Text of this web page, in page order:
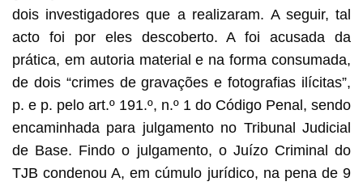
dois investigadores que a realizaram. A seguir, tal
acto foi por eles descoberto. A foi acusada da
prática, em autoria material e na forma consumada,
de dois “crimes de gravações e fotografias ilícitas”,
p. e p. pelo art.º 191.º, n.º 1 do Código Penal, sendo
encaminhada para julgamento no Tribunal Judicial
de Base. Findo o julgamento, o Juízo Criminal do
TJB condenou A, em cúmulo jurídico, na pena de 9